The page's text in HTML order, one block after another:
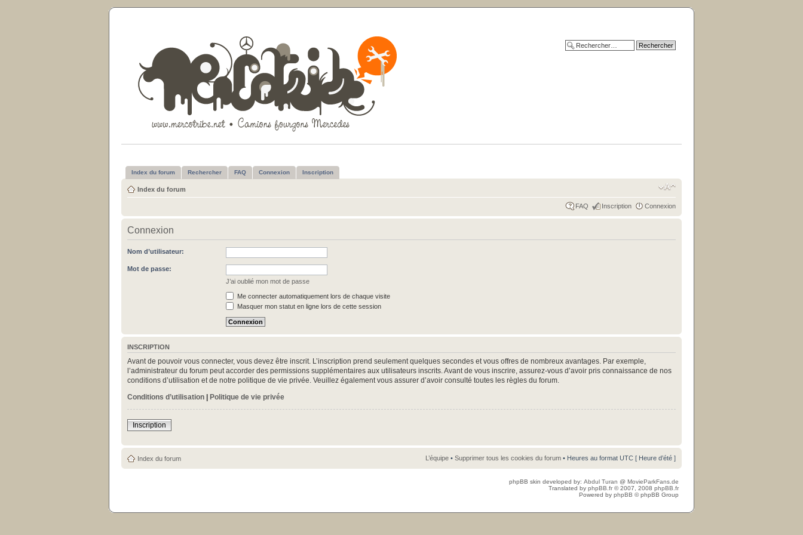
Index du forum Rechercher FAQ Connexion Inscription
Index du forum
FAQ Inscription Connexion
Connexion
Nom d’utilisateur:
Mot de passe:
J’ai oublié mon mot de passe
Me connecter automatiquement lors de chaque visite
Masquer mon statut en ligne lors de cette session
INSCRIPTION
Avant de pouvoir vous connecter, vous devez être inscrit. L’inscription prend seulement quelques secondes et vous offres de nombreux avantages. Par exemple,
l’administrateur du forum peut accorder des permissions supplémentaires aux utilisateurs inscrits. Avant de vous inscrire, assurez-vous d’avoir pris connaissance de nos
conditions d’utilisation et de notre politique de vie privée. Veuillez également vous assurer d’avoir consulté toutes les règles du forum.
Conditions d’utilisation | Politique de vie privée
Inscription
Index du forum L’équipe • Supprimer tous les cookies du forum • Heures au format UTC [ Heure d’été ]
phpBB skin developed by: Abdul Turan @ MovieParkFans.de
Translated by phpBB.fr © 2007, 2008 phpBB.fr
Powered by phpBB © phpBB Group